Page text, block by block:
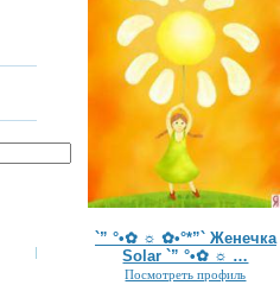
`” °•✿ ☼ ✿•°*”` Женечка
Solar `” °•✿ ☼ …
Посмотреть профиль